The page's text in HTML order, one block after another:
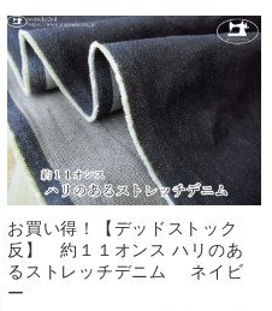
お買い得！【デッドストック
反】 約１１オンス ハリのあ
るストレッチデニム ネイビ
ー